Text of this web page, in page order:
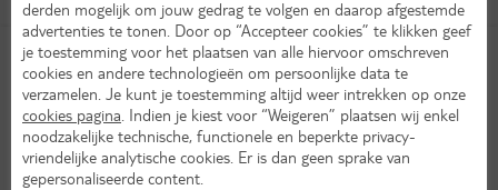
Hutten (23)
Kies huttype
Binnenhut Buitenhut
Balkonhut Suite
derden mogelijk om jouw gedrag te volgen en daarop afgestemde
advertenties te tonen. Door op “Accepteer cookies” te klikken geef
je toestemming voor het plaatsen van alle hiervoor omschreven
cookies en andere technologieën om persoonlijke data te
verzamelen. Je kunt je toestemming altijd weer intrekken op onze
cookies pagina . Indien je kiest voor “Weigeren” plaatsen wij enkel
noodzakelijke technische, functionele en beperkte privacy-
vriendelijke analytische cookies. Er is dan geen sprake van
gepersonaliseerde content.